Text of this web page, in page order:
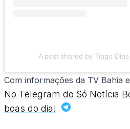
A post shared by Tiago
Com informações da TV Bahia e
No Telegram do Só Notícia
boas do dia!